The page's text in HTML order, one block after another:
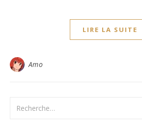
LIRE LA SUITE
Amo